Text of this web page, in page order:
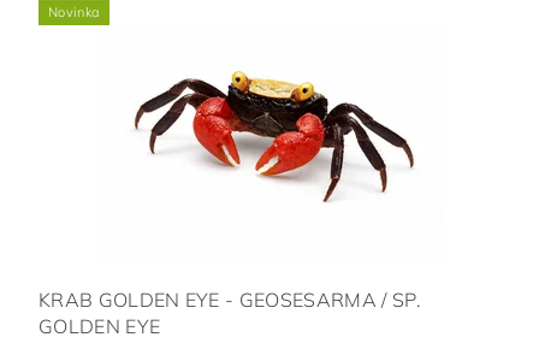
Novinka
KRAB GOLDEN EYE - GEOSESARMA / SP.
GOLDEN EYE